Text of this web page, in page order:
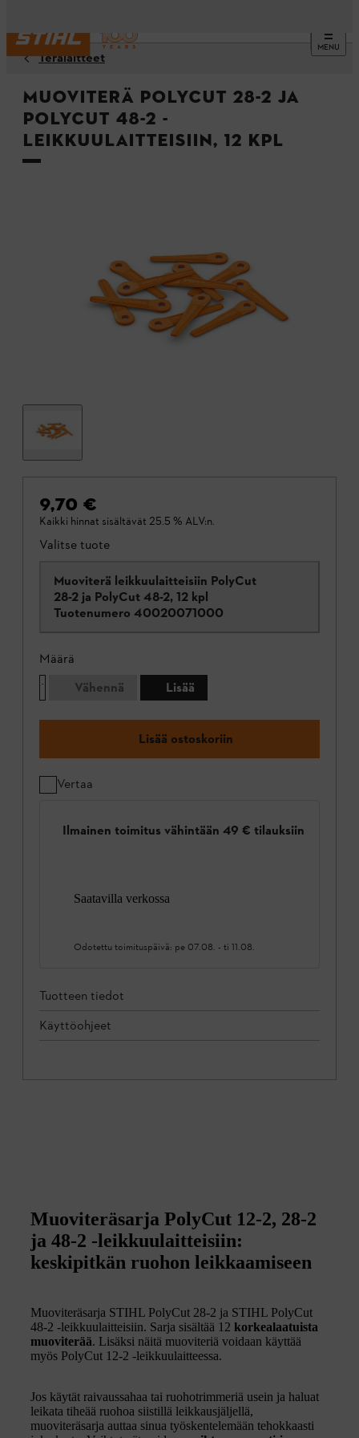
MENU
Terälaitteet
Muoviterä PolyCut 28-2 ja
PolyCut 48-2 -
leikkuulaitteisiin, 12 kpl
9,70 €
Kaikki hinnat sisältävät 25.5 % ALV:n.
Valitse tuote
Muoviterä leikkuulaitteisiin PolyCut
28-2 ja PolyCut 48-2, 12 kpl
Tuotenumero 40020071000
Määrä
Vähennä
Lisää
Lisää ostoskoriin
Vertaa
Ilmainen toimitus vähintään 49 € tilauksiin
Saatavilla verkossa
Odotettu toimituspäivä: pe 07.08. - ti 11.08.
Tuotteen tiedot
Käyttöohjeet
Muoviteräsarja PolyCut 12-2, 28-2
ja 48-2 -leikkuulaitteisiin:
keskipitkän ruohon leikkaamiseen
Muoviteräsarja STIHL PolyCut 28-2 ja STIHL PolyCut
48-2 -leikkuulaitteisiin. Sarja sisältää 12 korkealaatuista
muoviterää. Lisäksi näitä muoviteriä voidaan käyttää
myös PolyCut 12-2 -leikkuulaitteessa.
Jos käytät raivaussahaa tai ruohotrimmeriä usein ja haluat
leikata tiheää ruohoa siistillä leikkausjäljellä,
muoviteräsarja auttaa sinua työskentelemään tehokkaasti